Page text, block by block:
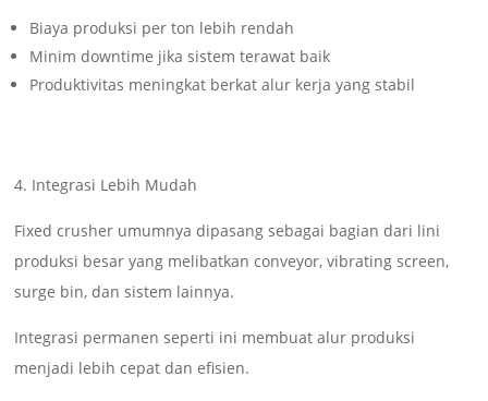
Biaya produksi per ton lebih rendah
Minim downtime jika sistem terawat baik
Produktivitas meningkat berkat alur kerja yang stabil
4. Integrasi Lebih Mudah
Fixed crusher umumnya dipasang sebagai bagian dari lini
produksi besar yang melibatkan conveyor, vibrating screen,
surge bin, dan sistem lainnya.
Integrasi permanen seperti ini membuat alur produksi
menjadi lebih cepat dan efisien.